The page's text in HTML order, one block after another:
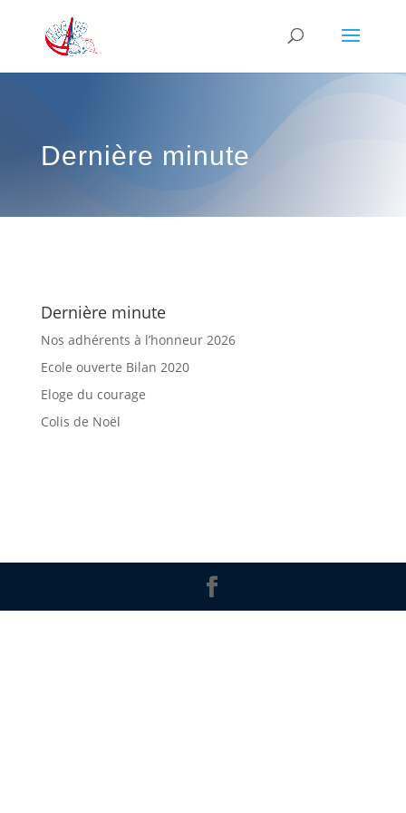
Dernière minute
Dernière minute
Nos adhérents à l’honneur 2026
Ecole ouverte Bilan 2020
Eloge du courage
Colis de Noël